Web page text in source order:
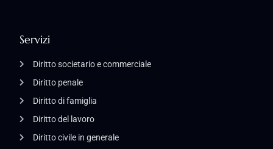
Servizi
Diritto societario e commerciale
Diritto penale
Diritto di famiglia
Diritto del lavoro
Diritto civile in generale